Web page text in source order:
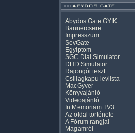
Abydos Gate GYIK
Bannercsere
Impresszum
SevGate
Egyiptom
SGC Dial Simulator
DHD Simulator
Rajongói teszt
Csillagkapu levlista
MacGyver
Könyvajánló
Videoajánló
In Memoriam TV3
Az oldal története
A Fórum rangjai
Magamról